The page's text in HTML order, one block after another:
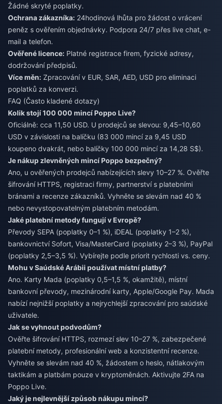
Žádné skryté poplatky.
Ochrana zákazníka: 24hodinová lhůta pro žádost o vrácení
peněz s ověřením objednávky. Podpora 24/7 přes live chat, e-
mail a telefon.
Ověřené licence: Platné registrace firem, fyzické adresy,
dodržování předpisů.
Více měn: Zpracování v EUR, SAR, AED, USD pro eliminaci
poplatků za konverzi.
FAQ (Často kladené dotazy)
Kolik stojí 100 000 mincí Poppo Live?
Oficiálně: cca 11,50 USD. U prodejců se slevou: 9,45–10,60
USD v závislosti na balíčku (83 000 mincí za 9,45 USD
koupeno dvakrát, nebo balíčky 100 000 mincí za 14,28 S$).
Je nákup zlevněných mincí Poppo bezpečný?
Ano, u ověřených prodejců nabízejících slevy 10–27 %. Ověřte
šifrování HTTPS, registraci firmy, partnerství s platebními
bránami a recenze zákazníků. Vyhněte se slevám nad 40 %
nebo nevystopovatelným platebním metodám.
Jaké platební metody fungují v Evropě?
Převody SEPA (poplatky 0–1 %), iDEAL (poplatky 1–2 %),
bankovnictví Sofort, Visa/MasterCard (poplatky 2–3 %), PayPal
(poplatky 2,5–3,5 %). Vybírejte podle priorit rychlosti vs. ceny.
Mohu v Saúdské Arábii používat místní platby?
Ano. Karty Mada (poplatky 0,5–1,5 %, okamžitě), místní
bankovní převody, mezinárodní karty, Apple/Google Pay. Mada
nabízí nejnižší poplatky a nejrychlejší zpracování pro saúdské
uživatele.
Jak se vyhnout podvodům?
Ověřte šifrování HTTPS, rozmezí slev 10–27 %, zabezpečené
platební metody, profesionální web a konzistentní recenze.
Vyhněte se slevám nad 40 %, žádostem o heslo, nátlakovým
taktikám a platbám pouze v kryptoměnách. Aktivujte 2FA na
Poppo Live.
Jaký je nejlevnější způsob nákupu mincí?